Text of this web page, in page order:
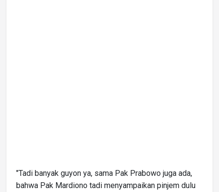
"Tadi banyak guyon ya, sama Pak Prabowo juga ada,
bahwa Pak Mardiono tadi menyampaikan pinjem dulu